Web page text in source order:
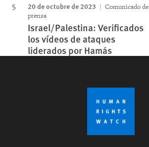
20 de octubre de 2023
Comunicado de
prensa
Israel/Palestina: Verificados
los vídeos de ataques
liderados por Hamás